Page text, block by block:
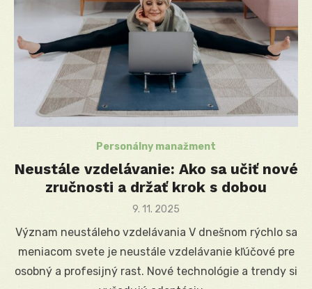
Personálny manažment
Neustále vzdelávanie: Ako sa učiť nové
zručnosti a držať krok s dobou
Posted
9. 11. 2025
Význam neustáleho vzdelávania V dnešnom rýchlo sa
meniacom svete je neustále vzdelávanie kľúčové pre
osobný a profesijný rast. Nové technológie a trendy si